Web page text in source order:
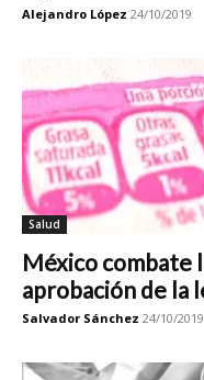
Alejandro López 24/10/2019
Salud
México combate
aprobación de la
Salvador Sánchez 24/10/2019